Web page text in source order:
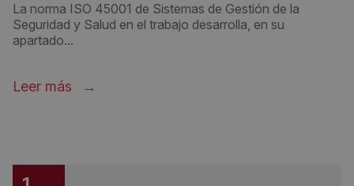
La norma ISO 45001 de Sistemas de Gestión de la
Seguridad y Salud en el trabajo desarrolla, en su
apartado...
Leer más